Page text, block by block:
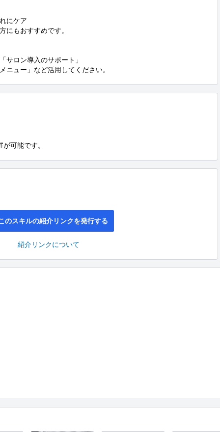
にケア
にもおすすめです。
サロン導入のサポート」
ニュー」など活用してください。
可能です。
のスキルの紹介リンクを発行する
紹介リンクについて